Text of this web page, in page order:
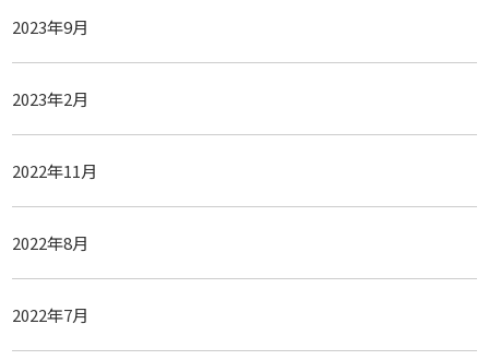
2023年9月
2023年2月
2022年11月
2022年8月
2022年7月